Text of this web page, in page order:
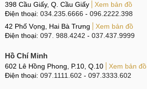
398 Cầu Giấy, Q. Cầu Giấy
Xem bản đồ
Điện thoại: 034.235.6666 - 096.2222.398
42 Phố Vọng, Hai Bà Trưng
Xem bản đồ
Điện thoại: 097. 988.4242 - 037.437.9999
Hồ Chí Minh
602 Lê Hồng Phong, P.10, Q.10
Xem bản đồ
Điện thoại: 097.1111.602 - 097.3333.602